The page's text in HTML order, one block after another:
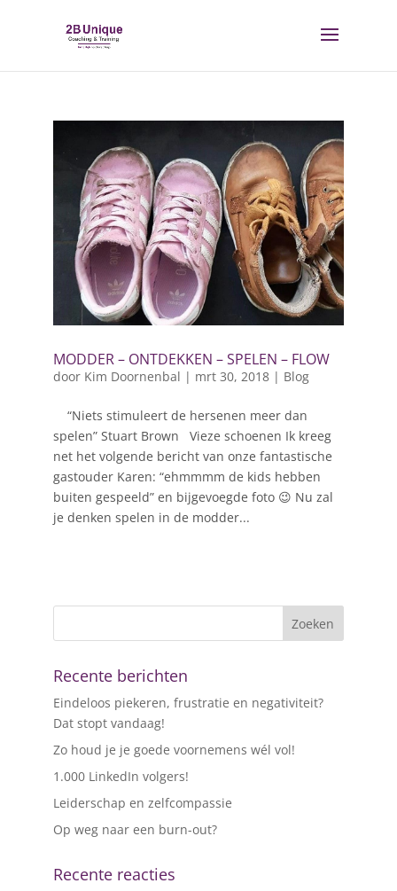
MODDER – ONTDEKKEN – SPELEN – FLOW
door Kim Doornenbal | mrt 30, 2018| Blog
“Niets stimuleert de hersenen meer dan
spelen” Stuart Brown Vieze schoenen Ik kreeg
net het volgende bericht van onze fantastische
gastouder Karen: “ehmmmm de kids hebben
buiten gespeeld” en bijgevoegde foto 😉 Nu zal
je denken spelen in de modder...
Recente berichten
Eindeloos piekeren, frustratie en negativiteit?
Dat stopt vandaag!
Zo houd je je goede voornemens wél vol!
1.000 LinkedIn volgers!
Leiderschap en zelfcompassie
Op weg naar een burn-out?
Recente reacties